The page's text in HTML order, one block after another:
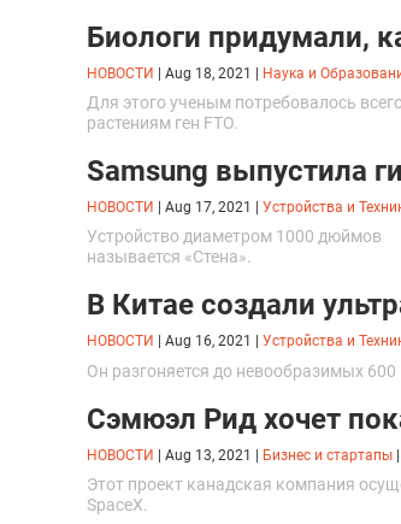
Биологи придумали,
НОВОСТИ Aug 18, 2021 Наука и
Для этого ученым потребовалось
растениям ген FTO.
Samsung выпустила
НОВОСТИ Aug 17, 2021 Устройства и
Устройство диаметром 1000 дюймов
называется «Стена».
В Китае создали
НОВОСТИ Aug 16, 2021 Устройства и
Он разгоняется до невообразимых
Сэмюэл Рид хочет
НОВОСТИ Aug 13, 2021 Бизнес и стартапы
Этот проект канадская компания
SpaceX.